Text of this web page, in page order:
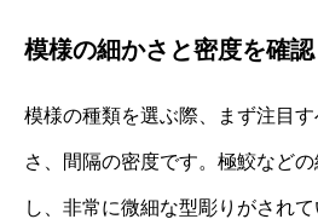
模様の細かさと密度を確認
模様の種類を選ぶ際、まず注目
さ、間隔の密度です。極鮫など
し、非常に微細な型彫りがされて